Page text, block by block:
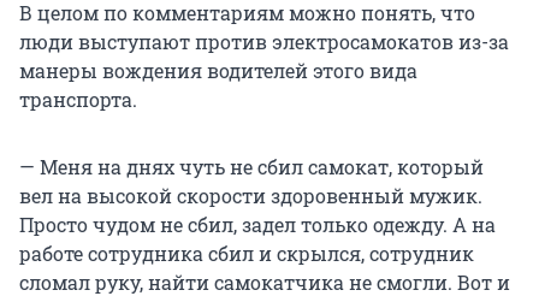
В целом по комментариям можно понять, что
люди выступают против электросамокатов из-за
манеры вождения водителей этого вида
транспорта.
— Меня на днях чуть не сбил самокат, который
вел на высокой скорости здоровенный мужик.
Просто чудом не сбил, задел только одежду. А на
работе сотрудника сбил и скрылся, сотрудник
сломал руку, найти самокатчика не смогли. Вот и